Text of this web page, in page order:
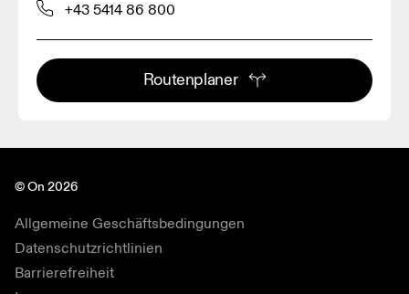
+43 5414 86 800
Routenplaner
© On 2026
Allgemeine Geschäftsbedingungen
Datenschutzrichtlinien
Barrierefreiheit